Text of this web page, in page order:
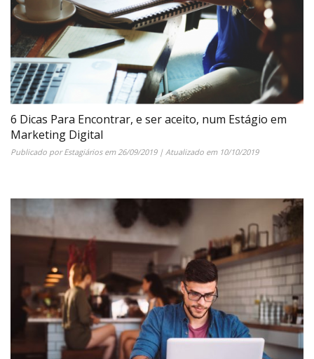
6 Dicas Para Encontrar, e ser aceito, num Estágio em
Marketing Digital
Publicado porEstagiáriosem26/09/2019| Atualizado em 10/10/2019